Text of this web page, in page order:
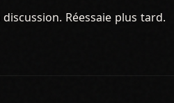
Réessaie plus tard.